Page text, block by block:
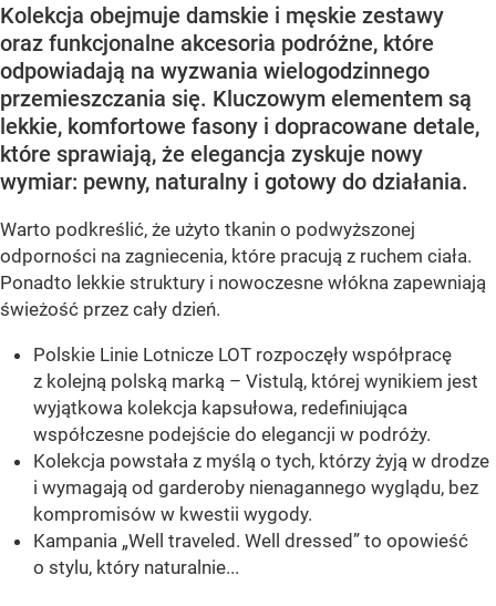
Kolekcja obejmuje damskie i męskie zestawy
oraz funkcjonalne akcesoria podróżne, które
odpowiadają na wyzwania wielogodzinnego
przemieszczania się. Kluczowym elementem są
lekkie, komfortowe fasony i dopracowane detale,
które sprawiają, że elegancja zyskuje nowy
wymiar: pewny, naturalny i gotowy do działania.
Warto podkreślić, że użyto tkanin o podwyższonej
odporności na zagniecenia, które pracują z ruchem ciała.
Ponadto lekkie struktury i nowoczesne włókna zapewniają
świeżość przez cały dzień.
Polskie Linie Lotnicze LOT rozpoczęły współpracę
z kolejną polską marką – Vistulą, której wynikiem jest
wyjątkowa kolekcja kapsułowa, redefiniująca
współczesne podejście do elegancji w podróży.
Kolekcja powstała z myślą o tych, którzy żyją w drodze
i wymagają od garderoby nienagannego wyglądu, bez
kompromisów w kwestii wygody.
Kampania „Well traveled. Well dressed” to opowieść
o stylu, który naturalnie...